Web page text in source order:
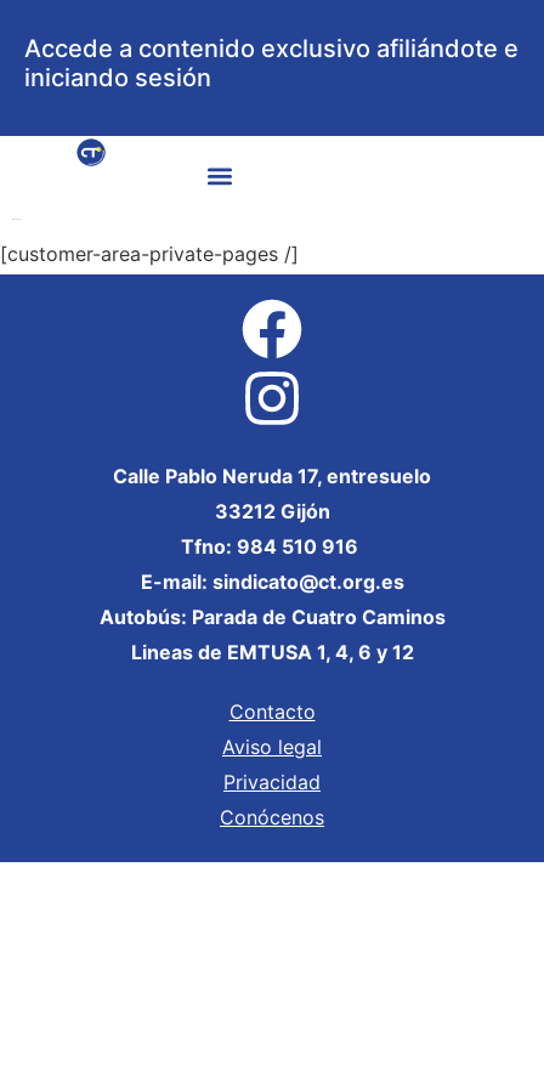
Accede a contenido exclusivo afiliándote e
iniciando sesión
[customer-area-private-pages /]
Calle Pablo Neruda 17, entresuelo
33212 Gijón
Tfno: 984 510 916
E-mail: sindicato@ct.org.es
Autobús: Parada de Cuatro Caminos
Lineas de EMTUSA 1, 4, 6 y 12
Contacto
Aviso legal
Privacidad
Conócenos